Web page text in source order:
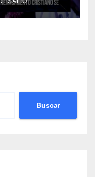
Buscar